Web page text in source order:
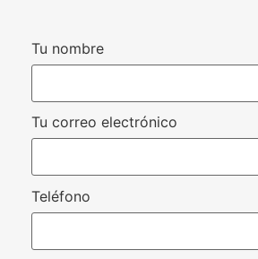
Tu nombre
Tu correo electrónico
Teléfono